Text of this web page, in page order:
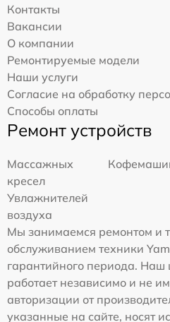
Контакты
Вакансии
О компании
Ремонтируемые модели
Наши услуги
Согласие на обработку
Способы оплаты
Ремонт устройств
Массажных
кресел
Увлажнителей
воздуха
Мы занимаемся ремонтом и
обслуживанием техники
гарантийного периода. Наш
работает независимо и не
авторизации от
указанные на сайте, носят